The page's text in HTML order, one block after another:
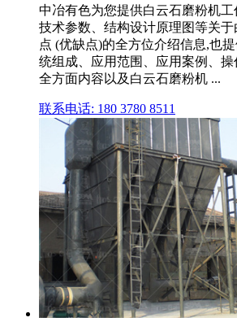
中冶有色为您提供白云石磨粉机工
技术参数、结构设计原理图等关
点 (优缺点)的全方位介绍信息,也
统组成、应用范围、应用案例、
全方面内容以及白云石磨粉机 ...
联系电话: 180 3780 8511